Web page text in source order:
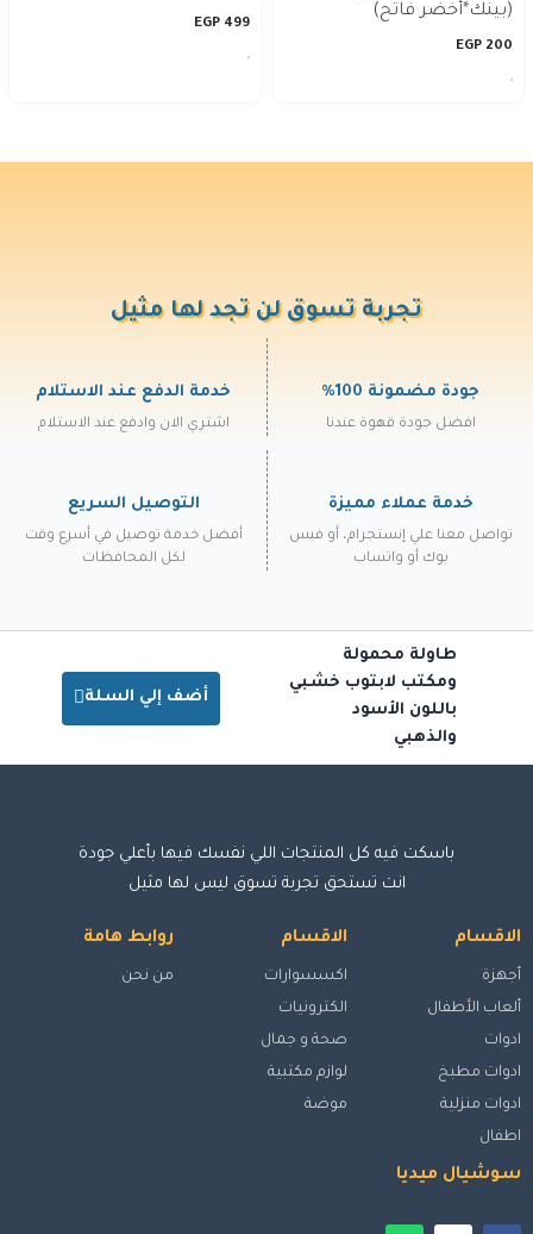
(بينك*أخضر فاتح)
200
EGP
499
EGP
تجربة تسوق لن تجد لها مثيل
جودة مضمونة 100%
افضل جودة قهوة عندنا
خدمة الدفع عند الاستلام
اشتري الان وادفع عند الاستلام
خدمة عملاء مميزة
تواصل معنا علي إنستجرام، أو فيس
بوك أو واتساب
التوصيل السريع
أفضل خدمة توصيل في أسرع وقت
لكل المحافظات
طاولة محمولة
ومكتب لابتوب خشبي
باللون الأسود
والذهبي
أضف إلي السلة
باسكت فيه كل المنتجات اللي نفسك فيها بأعلي جودة
انت تستحق تجربة تسوق ليس لها مثيل
الاقسام
أجهزة
ألعاب الأطفال
ادوات
ادوات مطبخ
ادوات منزلية
اطفال
الاقسام
اكسسوارات
الكترونيات
صحة و جمال
لوازم مكتبية
موضة
روابط هامة
من نحن
سوشيال ميديا